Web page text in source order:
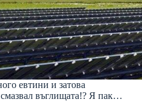
евтини и затова
смазвал въглищата!? Я пак…